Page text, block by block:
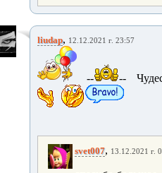
liudap, 12.12.2021 г. 23:57
-- --
svet007, 13.12.2021 г.